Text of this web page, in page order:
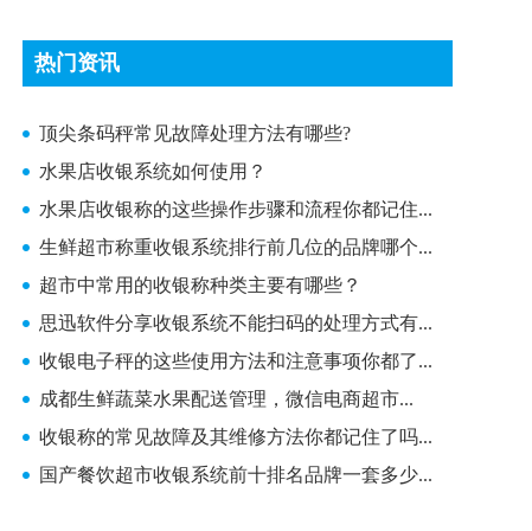
热门资讯
顶尖条码秤常见故障处理方法有哪些?
顶尖条码秤常见故障处理方法有哪些?
水果店收银系统如何使用？
水果店收银称的这些操作步骤和流程你都记住...
生鲜超市称重收银系统排行前几位的品牌哪个...
超市中常用的收银称种类主要有哪些？
思迅软件分享收银系统不能扫码的处理方式有...
收银电子秤的这些使用方法和注意事项你都了...
成都生鲜蔬菜水果配送管理，微信电商超市...
收银称的常见故障及其维修方法你都记住了吗...
国产餐饮超市收银系统前十排名品牌一套多少...